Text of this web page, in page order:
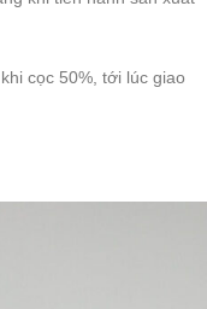
cọc 50%, tới lúc giao